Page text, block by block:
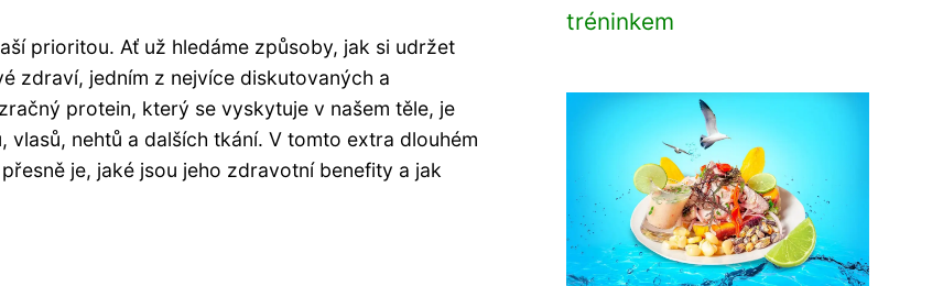
prioritou. Ať už hledáme způsoby, jak si udržet
zdraví, jedním z nejvíce diskutovaných a
protein, který se vyskytuje v našem těle, je
nehtů a dalších tkání. V tomto extra dlouhém
je, jaké jsou jeho zdravotní benefity a jak
tréninkem